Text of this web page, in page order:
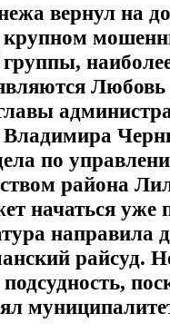
вернул на
крупном
группы,
Любовь
Владимира
по
района
начаться уже
направила
райсуд.